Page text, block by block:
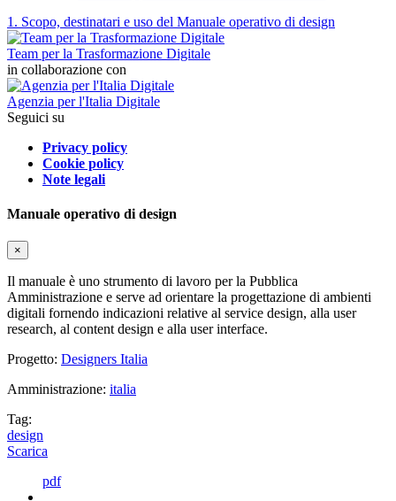
1. Scopo, destinatari e uso del Manuale operativo di design
Team per la Trasformazione Digitale
in collaborazione con
Agenzia per l'Italia Digitale
Seguici su
Privacy policy
Cookie policy
Note legali
Manuale operativo di design
×
Il manuale è uno strumento di lavoro per la Pubblica
Amministrazione e serve ad orientare la progettazione di ambienti
digitali fornendo indicazioni relative al service design, alla user
research, al content design e alla user interface.
Progetto: Designers Italia
Amministrazione: italia
Tag:
design
Scarica
pdf